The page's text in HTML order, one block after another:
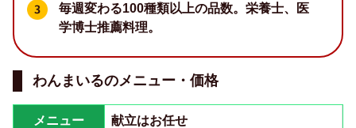
毎週変わる100種類以上の品数。栄養士、医
学博士推薦料理。
わんまいるのメニュー・価格
メニュー 献立はお任せ